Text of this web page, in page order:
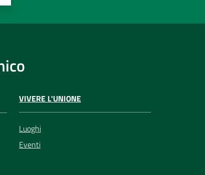
VIVERE L'UNIONE
Luoghi
Eventi